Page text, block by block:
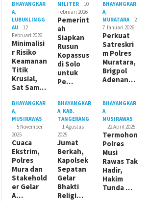
BHAYANGKAR
A,
LUBUKLINGG
AU
12
Februari 2026
Minimalisi
r Risiko
Keamanan
Titik
Krusial,
Sat Sam…
MILITER
10
Februari 2026
Pemerint
ah
Siapkan
Rusun
Kopassus
di Solo
untuk
Pe…
BHAYANGKAR
A,
MURATARA
2
7 Januari 2026
Perkuat
Satreskri
m Polres
Muratara,
Brigpol
Adenan…
BHAYANGKAR
A,
MUSIRAWAS
5 November
2025
Cuaca
Ekstrim,
Polres
Mura dan
Stakehold
er Gelar
A…
BHAYANGKAR
A, KAB.
TANGERANG
1 Agustus
2025
Jumat
Berkah,
Kapolsek
Sepatan
Gelar
Bhakti
Religi…
BHAYANGKAR
A,
MUSIRAWAS
22 April 2025
Termohon
Polres
Musi
Rawas Tak
Hadir,
Hakim
Tunda …